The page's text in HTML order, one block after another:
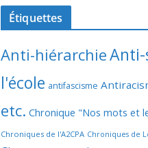
Étiquettes
Anti-hiérarchieAnti-
l'école antifascisme
etc. Chronique "Nos mots et
Chroniques de l'A2CPA Chroniques de